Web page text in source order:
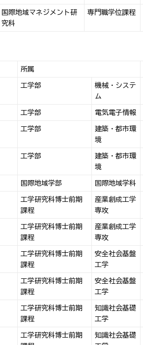
国際地域マネジメント研
究科
専門職学位課程
所属
工学部
機械・システ
ム
工学部 電気電子情報
工学部
建築・都市環
境
工学部
建築・都市環
境
国際地域学部 国際地域学科
工学研究科博士前期
課程
産業創成工学
専攻
工学研究科博士前期
課程
産業創成工学
専攻
工学研究科博士前期
課程
安全社会基盤
工学
工学研究科博士前期
課程
安全社会基盤
工学
工学研究科博士前期
課程
知識社会基礎
工学
工学研究科博士前期
知識社会基礎